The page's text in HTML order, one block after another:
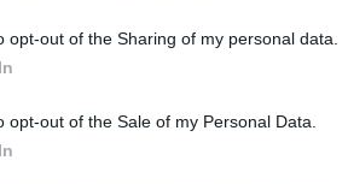
opt-out of the Sharing of my personal data.
opt-out of the Sale of my Personal Data.
károsítja a bél nyálkahártyáját,
vagy székrekedés lép fel. A
és az állandó fáradtság.